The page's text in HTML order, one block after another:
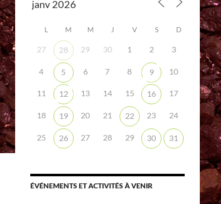
L M M J V S D
27 28 29 30 1 2 3
4 5 6 7 8 9 10
11 12 13 14 15 16 17
18 19 20 21 22 23 24
25 26 27 28 29 30 31
ÉVÉNEMENTS ET ACTIVITÉS À VENIR